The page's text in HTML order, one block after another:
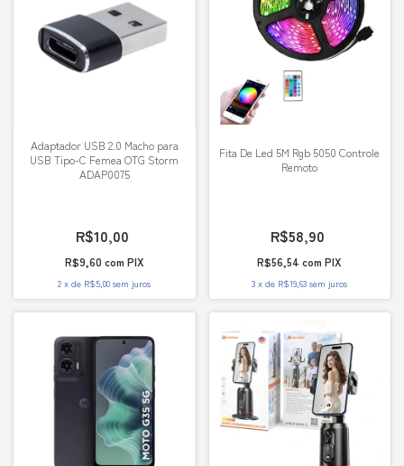
Adaptador USB 2.0 Macho para
USB Tipo-C Femea OTG Storm
ADAP0075
R$10,00
R$9,60 com PIX
2 xde R$5,00 sem juros
Fita De Led 5M Rgb 5050 Controle
Remoto
R$58,90
R$56,54com PIX
3 xde R$19,63 sem juros